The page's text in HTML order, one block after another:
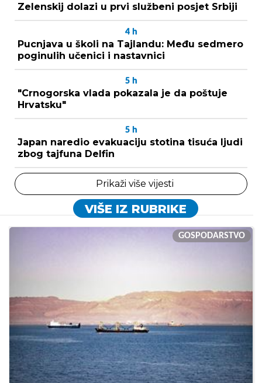
Zelenskij dolazi u prvi službeni posjet Srbiji
4 h
Pucnjava u školi na Tajlandu: Među sedmero
poginulih učenici i nastavnici
5 h
"Crnogorska vlada pokazala je da poštuje
Hrvatsku"
5 h
Japan naredio evakuaciju stotina tisuća ljudi
zbog tajfuna Delfin
Prikaži više vijesti
VIŠE IZ RUBRIKE
GOSPODARSTVO